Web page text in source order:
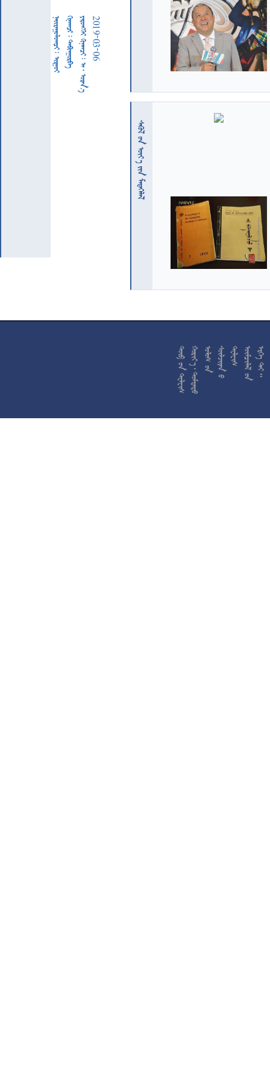
         2019-03-06
  










































































































